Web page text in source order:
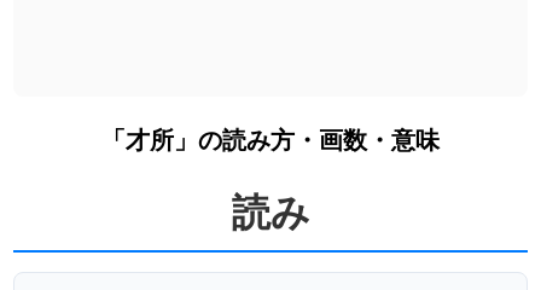
「才所」の読み方・画数・意味
読み